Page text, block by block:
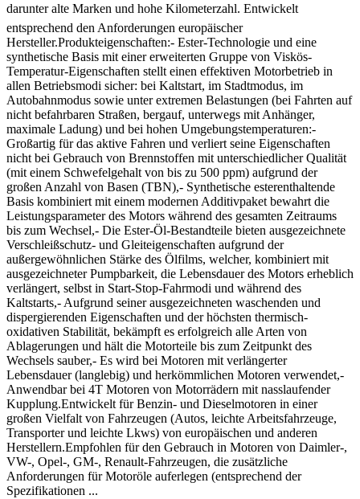
darunter alte Marken und hohe Kilometerzahl. Entwickelt
entsprechend den Anforderungen europäischer
Hersteller.Produkteigenschaften:- Ester-Technologie und eine
synthetische Basis mit einer erweiterten Gruppe von Viskös-
Temperatur-Eigenschaften stellt einen effektiven Motorbetrieb in
allen Betriebsmodi sicher: bei Kaltstart, im Stadtmodus, im
Autobahnmodus sowie unter extremen Belastungen (bei Fahrten auf
nicht befahrbaren Straßen, bergauf, unterwegs mit Anhänger,
maximale Ladung) und bei hohen Umgebungstemperaturen:-
Großartig für das aktive Fahren und verliert seine Eigenschaften
nicht bei Gebrauch von Brennstoffen mit unterschiedlicher Qualität
(mit einem Schwefelgehalt von bis zu 500 ppm) aufgrund der
großen Anzahl von Basen (TBN),- Synthetische esterenthaltende
Basis kombiniert mit einem modernen Additivpaket bewahrt die
Leistungsparameter des Motors während des gesamten Zeitraums
bis zum Wechsel,- Die Ester-Öl-Bestandteile bieten ausgezeichnete
Verschleißschutz- und Gleiteigenschaften aufgrund der
außergewöhnlichen Stärke des Ölfilms, welcher, kombiniert mit
ausgezeichneter Pumpbarkeit, die Lebensdauer des Motors erheblich
verlängert, selbst in Start-Stop-Fahrmodi und während des
Kaltstarts,- Aufgrund seiner ausgezeichneten waschenden und
dispergierenden Eigenschaften und der höchsten thermisch-
oxidativen Stabilität, bekämpft es erfolgreich alle Arten von
Ablagerungen und hält die Motorteile bis zum Zeitpunkt des
Wechsels sauber,- Es wird bei Motoren mit verlängerter
Lebensdauer (langlebig) und herkömmlichen Motoren verwendet,-
Anwendbar bei 4T Motoren von Motorrädern mit nasslaufender
Kupplung.Entwickelt für Benzin- und Dieselmotoren in einer
großen Vielfalt von Fahrzeugen (Autos, leichte Arbeitsfahrzeuge,
Transporter und leichte Lkws) von europäischen und anderen
Herstellern.Empfohlen für den Gebrauch in Motoren von Daimler-,
VW-, Opel-, GM-, Renault-Fahrzeugen, die zusätzliche
Anforderungen für Motoröle auferlegen (entsprechend der
Spezifikationen ...